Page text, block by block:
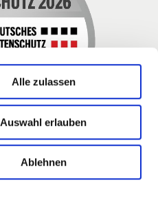
Alle zulassen
Auswahl erlauben
Ablehnen